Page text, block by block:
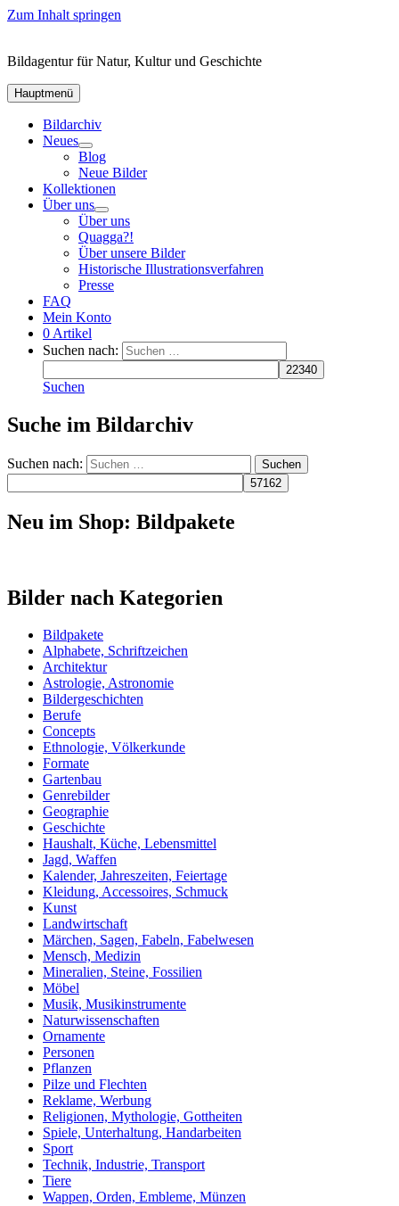
Zum Inhalt springen
Bildagentur für Natur, Kultur und Geschichte
Hauptmenü
Bildarchiv
Neues
Blog
Neue Bilder
Kollektionen
Über uns
Über uns
Quagga?!
Über unsere Bilder
Historische Illustrationsverfahren
Presse
FAQ
Mein Konto
0 Artikel
Suchen nach:
Suchen
Suche im Bildarchiv
Suchen nach:
Neu im Shop: Bildpakete
Bilder nach Kategorien
Bildpakete
Alphabete, Schriftzeichen
Architektur
Astrologie, Astronomie
Bildergeschichten
Berufe
Concepts
Ethnologie, Völkerkunde
Formate
Gartenbau
Genrebilder
Geographie
Geschichte
Haushalt, Küche, Lebensmittel
Jagd, Waffen
Kalender, Jahreszeiten, Feiertage
Kleidung, Accessoires, Schmuck
Kunst
Landwirtschaft
Märchen, Sagen, Fabeln, Fabelwesen
Mensch, Medizin
Mineralien, Steine, Fossilien
Möbel
Musik, Musikinstrumente
Naturwissenschaften
Ornamente
Personen
Pflanzen
Pilze und Flechten
Reklame, Werbung
Religionen, Mythologie, Gottheiten
Spiele, Unterhaltung, Handarbeiten
Sport
Technik, Industrie, Transport
Tiere
Wappen, Orden, Embleme, Münzen